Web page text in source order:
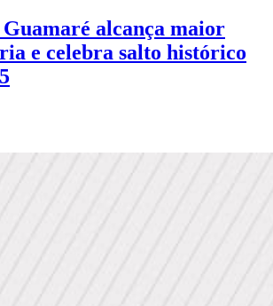
Guamaré alcança maior
e celebra salto histórico